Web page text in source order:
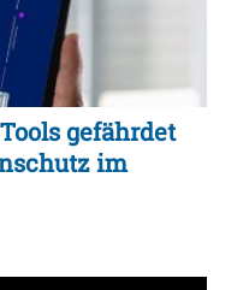
gefährdet
im